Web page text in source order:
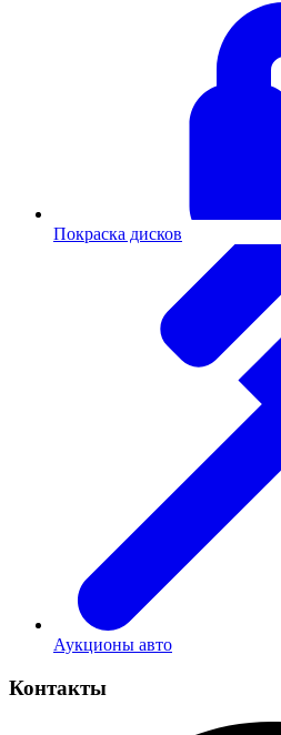
Покраска дисков
Аукционы авто
Контакты